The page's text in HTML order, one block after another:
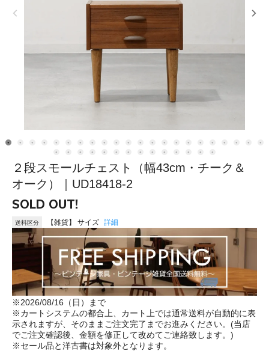
２段スモールチェスト（幅43cm・チーク＆
オーク）｜UD18418-2
SOLD OUT!
送料区分 【雑貨】 サイズ 詳細
※2026/08/16（日）まで
※カートシステムの都合上、カート上では通常送料が自動的に表
示されますが、そのままご注文完了までお進みください。(当店
でご注文確認後、金額を修正して改めてご連絡致します。)
※セール品と洋古書は対象外となります。